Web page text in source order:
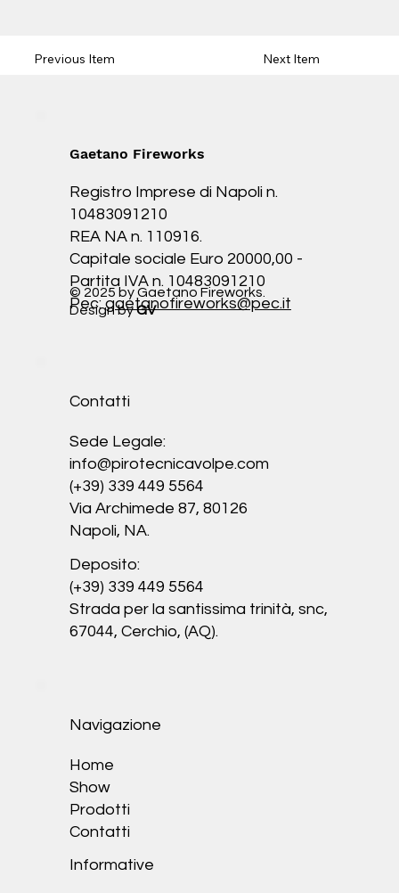
Previous Item Next Item
Gaetano Fireworks
Registro Imprese di Napoli n.
10483091210
REA NA n. 110916.
Capitale sociale Euro 20000,00 -
Partita IVA n. 10483091210
Pec:gaetanofireworks@pec.it
© 2025 by Gaetano Fireworks.
Design byGV
Contatti
Sede Legale:
info@pirotecnicavolpe.com
(+39) 339 449 5564
Via Archimede 87, 80126
Napoli, NA.
Deposito:
(+39) 339 449 5564
Strada per la santissima trinità, snc,
67044, Cerchio, (AQ).
Navigazione
Home
Show
Prodotti
Contatti
Informative